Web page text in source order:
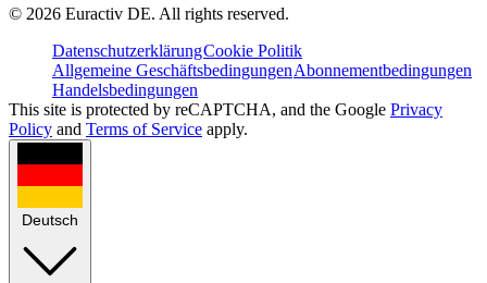
© 2026 Euractiv DE. All rights reserved.
DatenschutzerklärungCookie Politik
Allgemeine GeschäftsbedingungenAbonnementbedingungen
Handelsbedingungen
This site is protected by reCAPTCHA, and the Google Privacy
Policy and Terms of Service apply.
Deutsch